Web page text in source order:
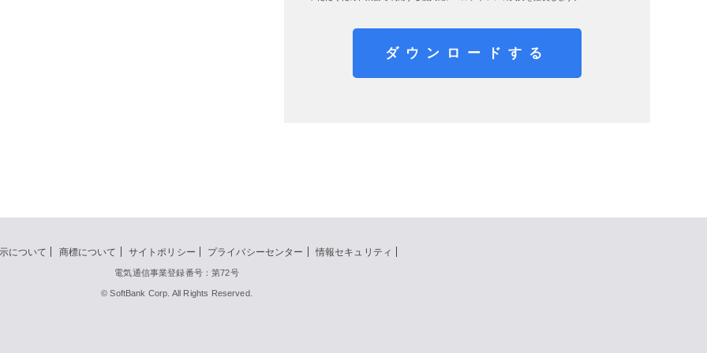
ダウンロードする
について 商標について サイトポリシー プライバシーセンター 情報セキュリティ
電気通信事業登録番号：第72号
© SoftBank Corp. All Rights Reserved.